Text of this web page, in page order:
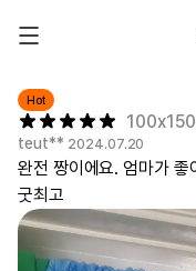
Hot
teut** 2024.07.20
완전 짱이에요. 엄마가
굿최고
1분컷 무료 템플릿 대량